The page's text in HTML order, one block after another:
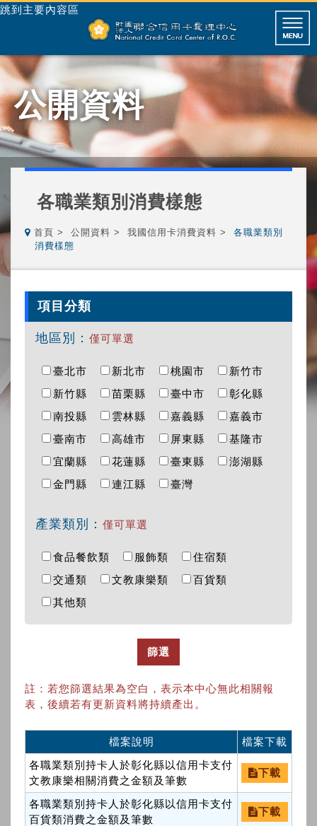
跳到主要內容區
公開資料
各職業類別消費樣態
首頁 公開資料 我國信用卡消費資料
各職業類別
消費樣態
項目分類
地區別： 僅可單選
臺北市 新北市 桃園市
新竹市
新竹縣
苗栗縣 臺中市
彰化縣
南投縣
雲林縣 嘉義縣
嘉義市
臺南市
高雄市 屏東縣
基隆市
宜蘭縣
花蓮縣 臺東縣
澎湖縣
金門縣
連江縣 臺灣
產業類別： 僅可單選
食品餐飲類 服飾類
住宿類
交通類
文教康樂類
百貨類
其他類
篩選
註：若您篩選結果為空白，表示本中心無此相關報
表，後續若有更新資料將持續產出。
檔案說明
檔案下載
各職業類別持卡人於彰化縣以信用卡支付
文教康樂相關消費之金額及筆數
下載
各職業類別持卡人於彰化縣以信用卡支付
百貨類消費之金額及筆數
下載